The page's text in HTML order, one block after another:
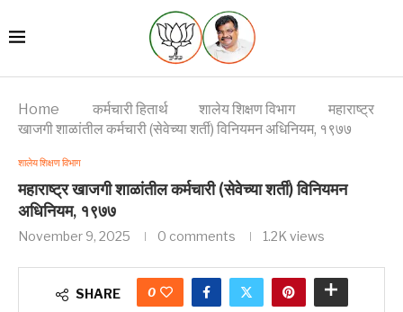
Home कर्मचारी हितार्थ शालेय शिक्षण विभाग
महाराष्ट्र
खाजगी शाळांतील कर्मचारी (सेवेच्या शर्ती) विनियमन अधिनियम, १९७७
शालेय शिक्षण विभाग
महाराष्ट्र खाजगी शाळांतील कर्मचारी (सेवेच्या शर्ती) विनियमन
अधिनियम, १९७७
November 9, 2025 0 comments 1.2K views
SHARE 0